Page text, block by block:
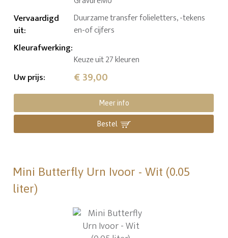
Vervaardigd
uit:
Duurzame transfer folieletters, -tekens
en-of cijfers
Kleurafwerking:
Keuze uit 27 kleuren
Uw prijs: € 39,00
Meer info
Bestel
Mini Butterfly Urn Ivoor - Wit (0.05
liter)